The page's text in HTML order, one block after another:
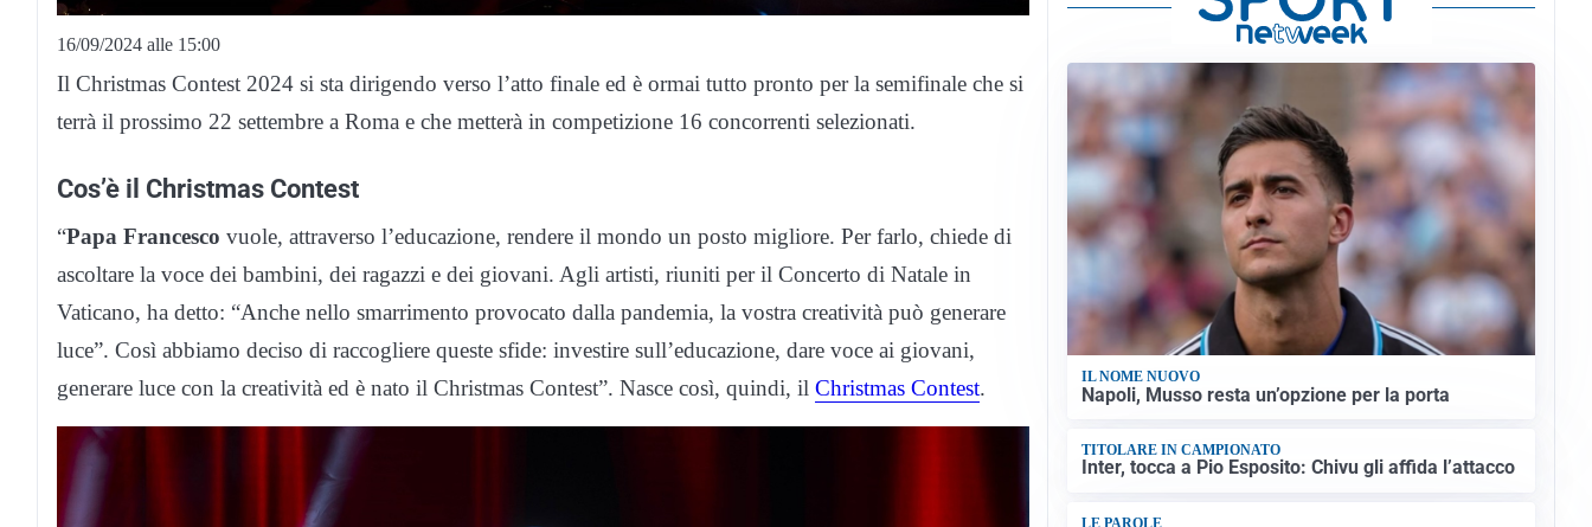
16/09/2024 alle 15:00
Il Christmas Contest 2024 si sta dirigendo verso l’atto finale ed è ormai tutto pronto per la semifinale che si
terrà il prossimo 22 settembre a Roma e che metterà in competizione 16 concorrenti selezionati.
Cos’è il Christmas Contest
“Papa Francesco vuole, attraverso l’educazione, rendere il mondo un posto migliore. Per farlo, chiede di
ascoltare la voce dei bambini, dei ragazzi e dei giovani. Agli artisti, riuniti per il Concerto di Natale in
Vaticano, ha detto: “Anche nello smarrimento provocato dalla pandemia, la vostra creatività può generare
luce”. Così abbiamo deciso di raccogliere queste sfide: investire sull’educazione, dare voce ai giovani,
generare luce con la creatività ed è nato il Christmas Contest”. Nasce così, quindi, il Christmas Contest. IL NOME NUOVO
Napoli, Musso resta un’opzione per la porta
TITOLARE IN CAMPIONATO
Inter, tocca a Pio Esposito: Chivu gli affida l’attacco
LE PAROLE